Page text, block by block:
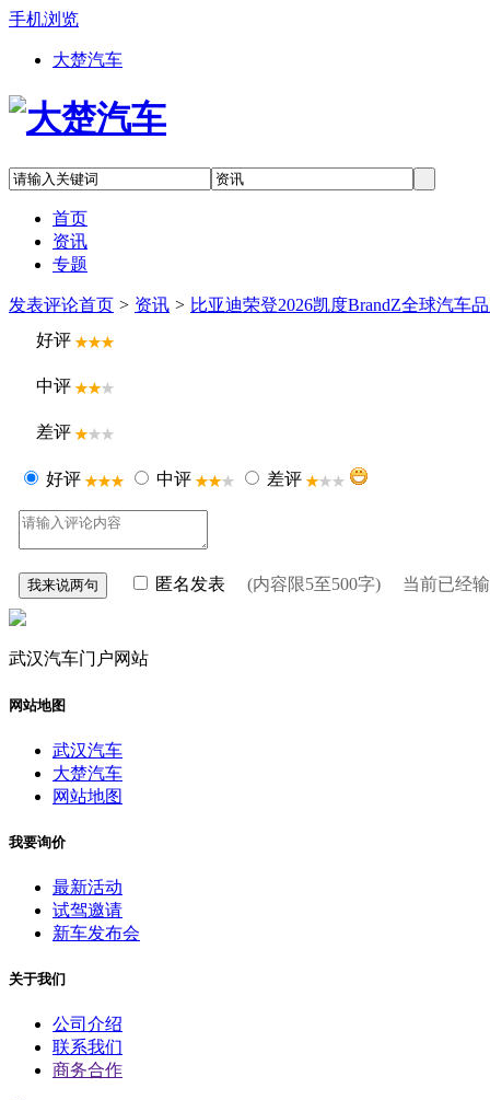
手机浏览
大楚汽车
首页
资讯
专题
发表评论首页 > 资讯 > 比亚迪荣登2026凯度BrandZ全球汽车
好评
中评
差评
好评 中评 差评
匿名发表 (内容限5至500字) 当前已经
武汉汽车门户网站
网站地图
武汉汽车
大楚汽车
网站地图
我要询价
最新活动
试驾邀请
新车发布会
关于我们
公司介绍
联系我们
商务合作